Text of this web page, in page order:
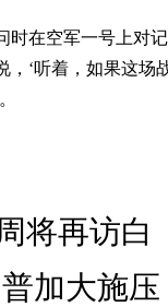
时在空军一号上对
，‘听着，如果这场
将再访白
加大施压